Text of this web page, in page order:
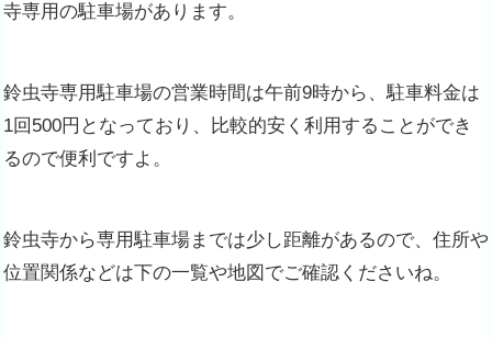
寺専用の駐車場があります。
鈴虫寺専用駐車場の営業時間は午前9時から、駐車料金は
1回500円となっており、比較的安く利用することができ
るので便利ですよ。
鈴虫寺から専用駐車場までは少し距離があるので、住所や
位置関係などは下の一覧や地図でご確認くださいね。